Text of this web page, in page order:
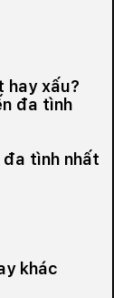
hay xấu?
đa tình
tình nhất
khác